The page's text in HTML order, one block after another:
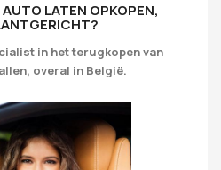
LATEN OPKOPEN,
in het terugkopen van
overal in België.